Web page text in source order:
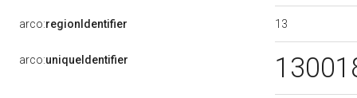
arco:regionIdentifier 13
arco:uniqueIdentifier